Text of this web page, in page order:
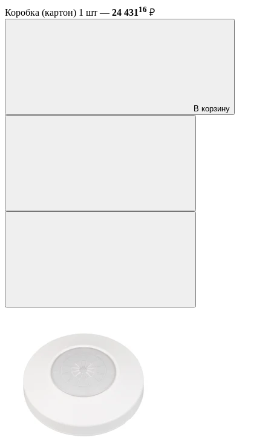
Коробка (картон) 1 шт — 24 431 16 ₽
В корзину